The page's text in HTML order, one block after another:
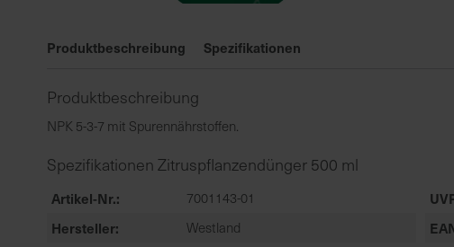
der
springen
Produktbeschreibung Spezifikationen
Produktbeschreibung
NPK 5-3-7 mit Spurennährstoffen.
Spezifikationen Zitruspflanzendünger 500 ml
Artikel-Nr. 7001143-01
Hersteller Westland